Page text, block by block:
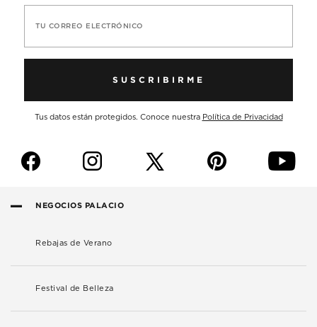
TU CORREO ELECTRÓNICO
SUSCRIBIRME
Tus datos están protegidos. Conoce nuestra Política de Privacidad
f i p y
NEGOCIOS PALACIO
Rebajas de Verano
Festival de Belleza